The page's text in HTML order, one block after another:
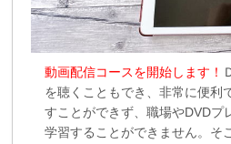
動画配信コースを開始します！
を聴くこともでき、非常に便利
すことができず、職場やDVDプ
学習することができません。そ